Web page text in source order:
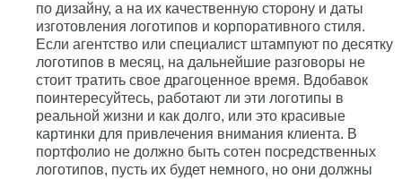
по дизайну, а на их качественную сторону и даты
изготовления логотипов и корпоративного стиля.
Если агентство или специалист штампуют по десятку
логотипов в месяц, на дальнейшие разговоры не
стоит тратить свое драгоценное время. Вдобавок
поинтересуйтесь, работают ли эти логотипы в
реальной жизни и как долго, или это красивые
картинки для привлечения внимания клиента. В
портфолио не должно быть сотен посредственных
логотипов, пусть их будет немного, но они должны